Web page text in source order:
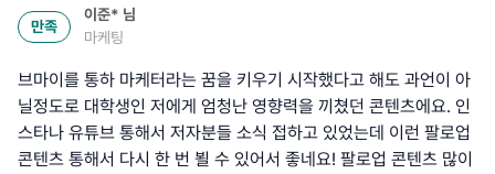
만족
이준* 님
마케팅
브마이를 통하 마케터라는 꿈을 키우기 시작했다고 해도 과언이 아
닐정도로 대학생인 저에게 엄청난 영향력을 끼쳤던 콘텐츠에요. 인
스타나 유튜브 통해서 저자분들 소식 접하고 있었는데 이런 팔로업
콘텐츠 통해서 다시 한 번 뵐 수 있어서 좋네요! 팔로업 콘텐츠 많이